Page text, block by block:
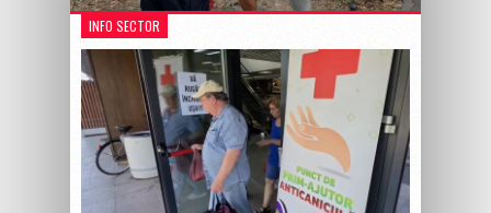
INFO SECTOR